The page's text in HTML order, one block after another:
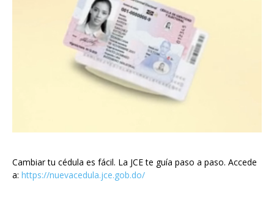
Cambiar tu cédula es fácil. La JCE te guía paso a paso. Accede
a: https://nuevacedula.jce.gob.do/